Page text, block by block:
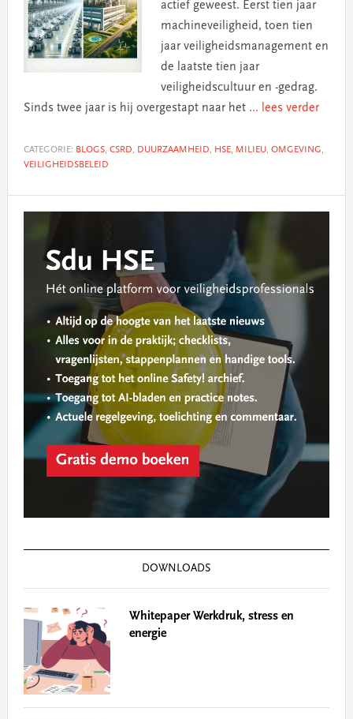
actief geweest. Eerst tien jaar
machineveiligheid, toen tien
jaar veiligheidsmanagement en
de laatste tien jaar
veiligheidscultuur en -gedrag.
Sinds twee jaar is hij overgestapt naar het ... lees verder
CATEGORIE: BLOGS, CSRD, DUURZAAMHEID, HSE, MILIEU, OMGEVING,
VEILIGHEIDSBELEID
Primary
Sidebar
DOWNLOADS
Whitepaper Werkdruk, stress en
energie